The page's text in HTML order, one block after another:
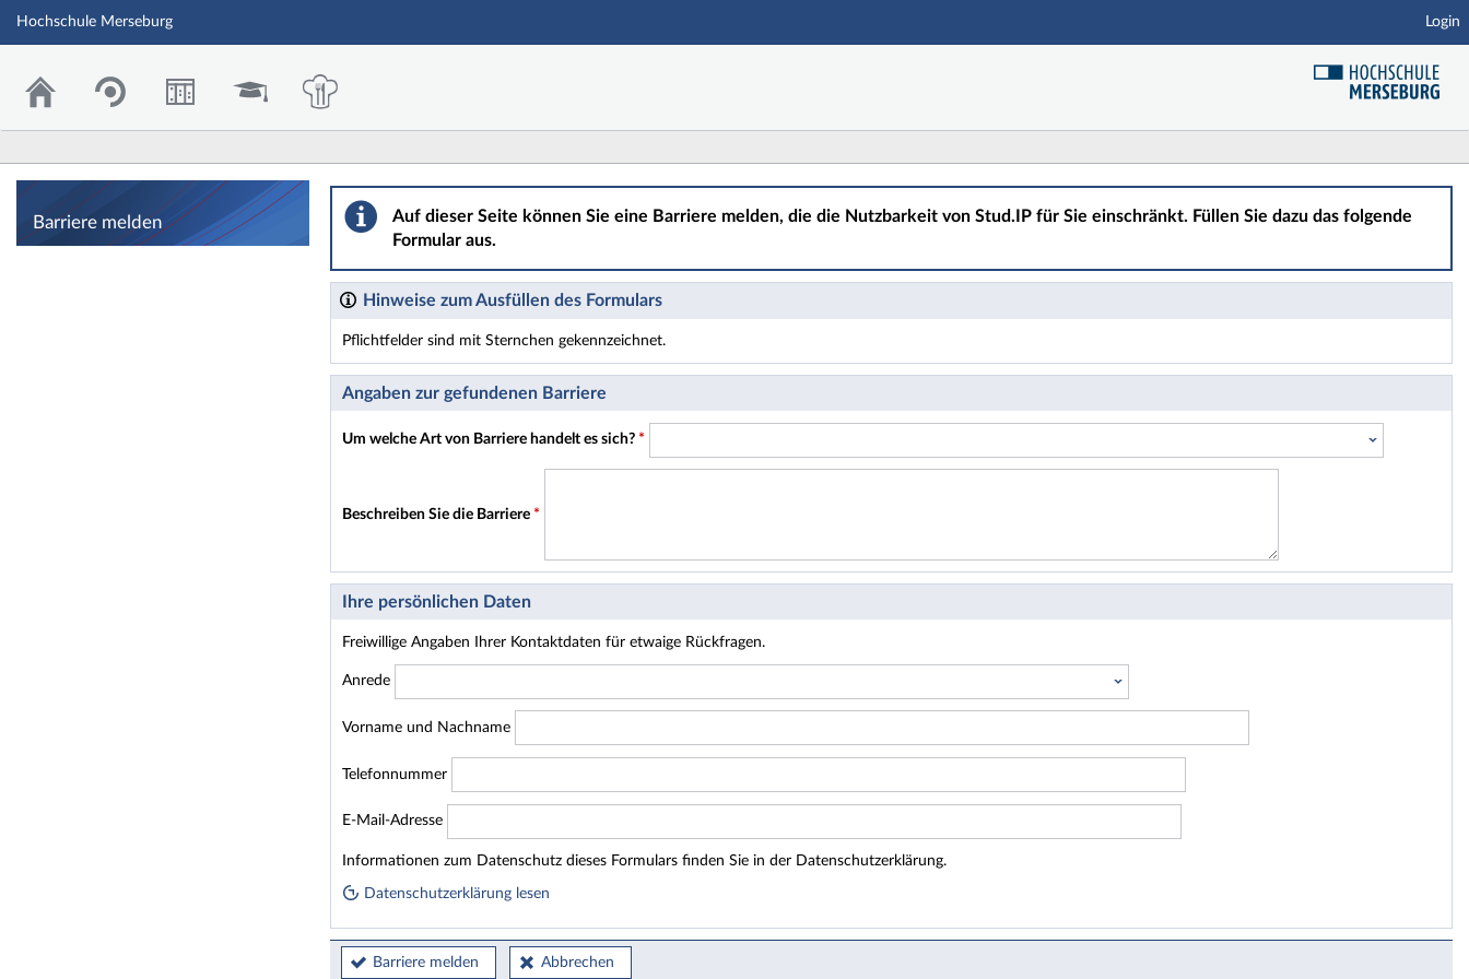
Hauptnavigation
Hochschule Merseburg Login
Barriere melden
Barriere melden
Auf dieser Seite können Sie eine Barriere melden, die die Nutzbarkeit von Stud.IP für Sie einschränkt. Füllen Sie dazu das folgende
Formular aus.
Hinweise zum Ausfüllen des Formulars
Pflichtfelder sind mit Sternchen gekennzeichnet.
Dieses Formular enthält Pflichtfelder.
Angaben zur gefundenen Barriere
Um welche Art von Barriere handelt es sich? *
Beschreiben Sie die Barriere *
Ihre persönlichen Daten
Freiwillige Angaben Ihrer Kontaktdaten für etwaige Rückfragen.
Anrede
Vorname und Nachname
Telefonnummer
E-Mail-Adresse
Homepage
Informationen zum Datenschutz dieses Formulars finden Sie in der Datenschutzerklärung.
Datenschutzerklärung lesen
Barriere melden Abbrechen